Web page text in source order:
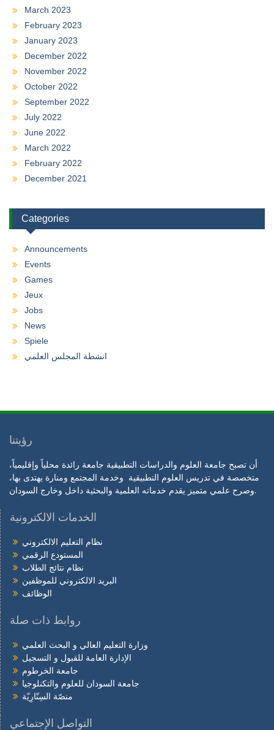
March 2023
February 2023
January 2023
December 2022
November 2022
October 2022
September 2022
July 2022
June 2022
March 2022
February 2022
December 2021
Categories
Announcements
Events
Games
Jeux
Jobs
News
Spiele
انشطة المجلس العلمي
رؤيتنا
أن تصبح جامعة العلوم والدراسات التطبيقية جامعة رائدة محلياً وإقليمياً،
متخصصة في تدريس العلوم التطبيقية وخدمة المجتمع ومنارة يهتدى بها،
وصرح علمي متميز يقدم خدماته العلمية والبحثية داخل وخارج السودان.
الخدمات الالكترونية
نظام التعليم الالكتروني
المستودع الرقمي
نظام نتائج الطلاب
البريد الالكتروني للموظفين
الوظائف
روابط ذات صلة
وزارة التعليم العالي و البحث العلمي
الإدارة العامة للقبول و التسجيل
جامعة الخرطوم
جامعة السودان للعلوم والتكنلوجيا
منصّة السِنّارِيّة
التواصل الإجتماعي